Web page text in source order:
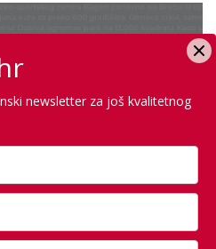
newsletter za još kvalitetnog